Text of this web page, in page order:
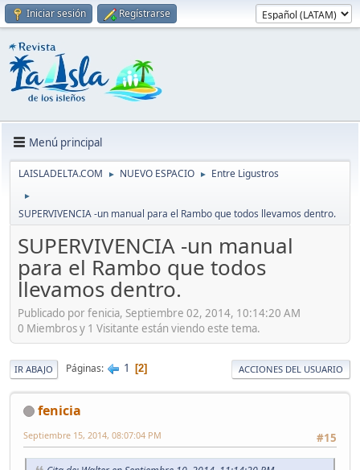
Iniciar sesión Regístrarse
Menú principal
LAISLADELTA.COM ► NUEVO ESPACIO ► Entre Ligustros
►
SUPERVIVENCIA -un manual para el Rambo que todos llevamos dentro.
SUPERVIVENCIA -un manual
para el Rambo que todos
llevamos dentro.
Publicado por fenicia, Septiembre 02, 2014, 10:14:20 AM
0 Miembros y 1 Visitante están viendo este tema.
IR ABAJO Páginas 1 2 ACCIONES DEL USUARIO
fenicia
#15
Septiembre 15, 2014, 08:07:04 PM